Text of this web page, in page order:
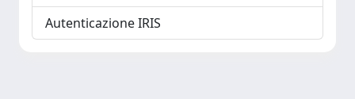
Autenticazione IRIS